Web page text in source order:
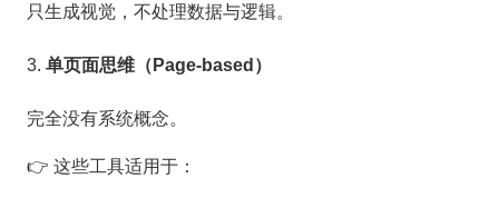
只生成视觉，不处理数据与逻辑。
单页面思维（Page-based）
完全没有系统概念。
👉 这些工具适用于：